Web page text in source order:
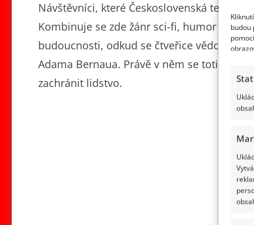
budou
Návštěvníci, které Československá televize
Kombinuje se zde žánr sci-fi, humor i
budoucnosti, odkud se čtveřice vědců
Adama Bernaua. Právě v něm se totiž
zachránit lidstvo.